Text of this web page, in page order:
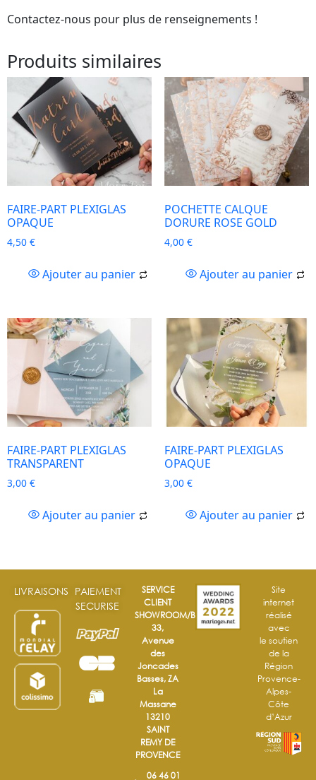
Contactez-nous pour plus de renseignements !
Produits similaires
FAIRE-PART PLEXIGLAS
OPAQUE
4,50 €
Ajouter au panier
POCHETTE CALQUE
DORURE ROSE GOLD
4,00 €
Ajouter au panier
FAIRE-PART PLEXIGLAS
TRANSPARENT
3,00 €
Ajouter au panier
FAIRE-PART PLEXIGLAS
OPAQUE
3,00 €
Ajouter au panier
LIVRAISONS
PAIEMENT
SECURISE
SERVICE
CLIENT
SHOWROOM/BOUTIQUE
33,
Avenue
des
Joncades
Basses, ZA
La
Massane
13210
SAINT
REMY DE
PROVENCE
06 46 01
Site
internet
réalisé
avec
le soutien
de la
Région
Provence-
Alpes-
Côte
d’Azur